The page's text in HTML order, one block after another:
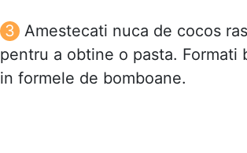
Amestecati nuca de cocos
pentru a obtine o pasta.
in formele de bomboane.